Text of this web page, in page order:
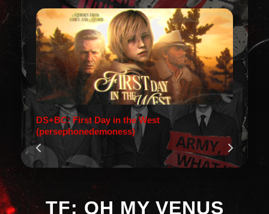
DS+BC: First Day in the West
(persephonedemoness)
TF: OH MY VENUS